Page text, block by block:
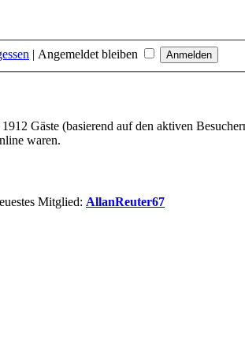
| Angemeldet bleiben
Gäste (basierend auf den aktiven
waren.
Mitglied: AllanReuter67